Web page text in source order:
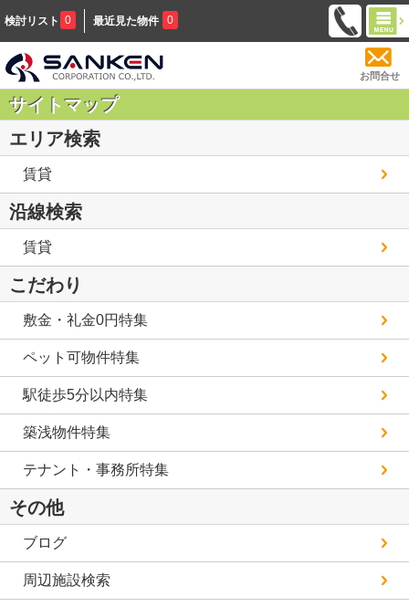
検討リスト 0 最近見た物件 0
お問合せ
サイトマップ
エリア検索
賃貸
沿線検索
賃貸
こだわり
敷金・礼金0円特集
ペット可物件特集
駅徒歩5分以内特集
築浅物件特集
テナント・事務所特集
その他
ブログ
周辺施設検索